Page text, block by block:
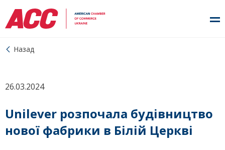
Назад
26.03.2024
Unilever розпочала будівництво
нової фабрики в Білій Церкві